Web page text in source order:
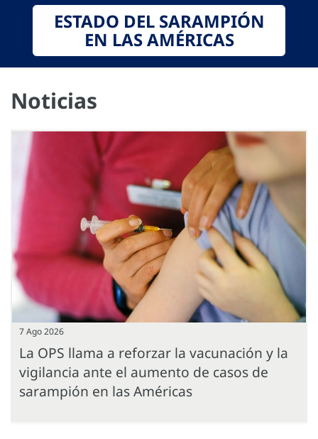
ESTADO DEL SARAMPIÓN
EN LAS AMÉRICAS
Noticias
7 Ago 2026
La OPS llama a reforzar la vacunación y la
vigilancia ante el aumento de casos de
sarampión en las Américas